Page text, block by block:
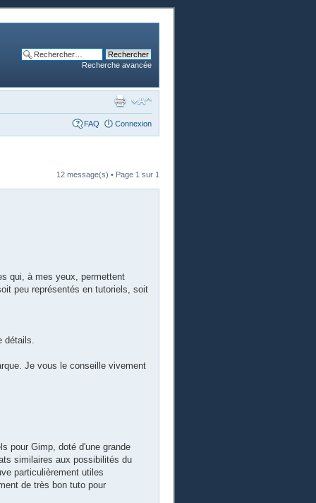
Recherche avancée
FAQ Connexion
12 message(s) • Page 1 sur 1
qui, à mes yeux, permettent
peu représentés en tutoriels, soit
détails.
Je vous le conseille vivement
pour Gimp, doté d'une grande
similaires aux possibilités du
particulièrement utiles
de très bon tuto pour